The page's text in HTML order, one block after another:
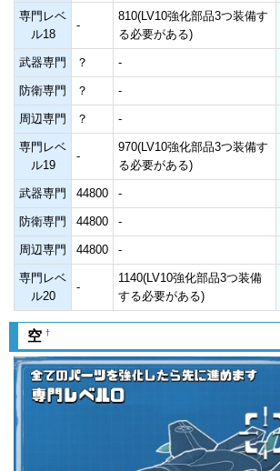
専門レベ
ル18
-
810(LV10強化部品3つ装備す
る必要がある)
武器専門 ？ -
防衛専門 ？ -
周辺専門 ？ -
専門レベ
ル19
-
970(LV10強化部品3つ装備す
る必要がある)
武器専門 44800 -
防衛専門 44800 -
周辺専門 44800 -
専門レベ
ル20
-
1140(LV10強化部品3つ装備
する必要がある)
空 †